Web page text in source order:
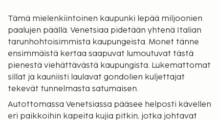
Tämä mielenkiintoinen kaupunki lepää miljoonien
paalujen päällä. Venetsiaa pidetään yhtenä Italian
tarunhohtoisimmista kaupungeista. Monet tänne
ensimmäistä kertaa saapuvat lumoutuvat tästä
pienestä viehättävästä kaupungista. Lukemattomat
sillat ja kauniisti laulavat gondolien kuljettajat
tekevät tunnelmasta satumaisen.
Autottomassa Venetsiassa pääsee helposti kävellen
eri paikkoihin kapeita kujia pitkin, jotka johtavat